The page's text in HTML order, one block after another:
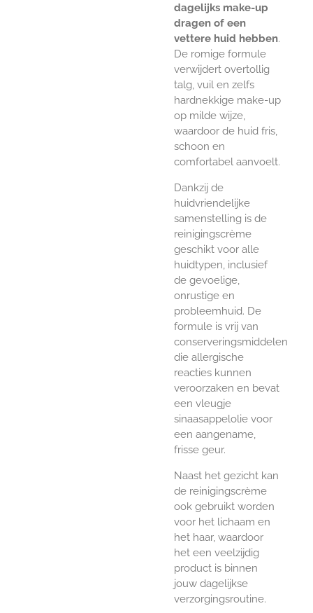
dagelijks make-up
dragen of een
vettere huid hebben.
De romige formule
verwijdert overtollig
talg, vuil en zelfs
hardnekkige make-up
op milde wijze,
waardoor de huid fris,
schoon en
comfortabel aanvoelt.
Dankzij de
huidvriendelijke
samenstelling is de
reinigingscrème
geschikt voor alle
huidtypen, inclusief
de gevoelige,
onrustige en
probleemhuid. De
formule is vrij van
conserveringsmiddelen
die allergische
reacties kunnen
veroorzaken en bevat
een vleugje
sinaasappelolie voor
een aangename,
frisse geur.
Naast het gezicht kan
de reinigingscrème
ook gebruikt worden
voor het lichaam en
het haar, waardoor
het een veelzijdig
product is binnen
jouw dagelijkse
verzorgingsroutine.